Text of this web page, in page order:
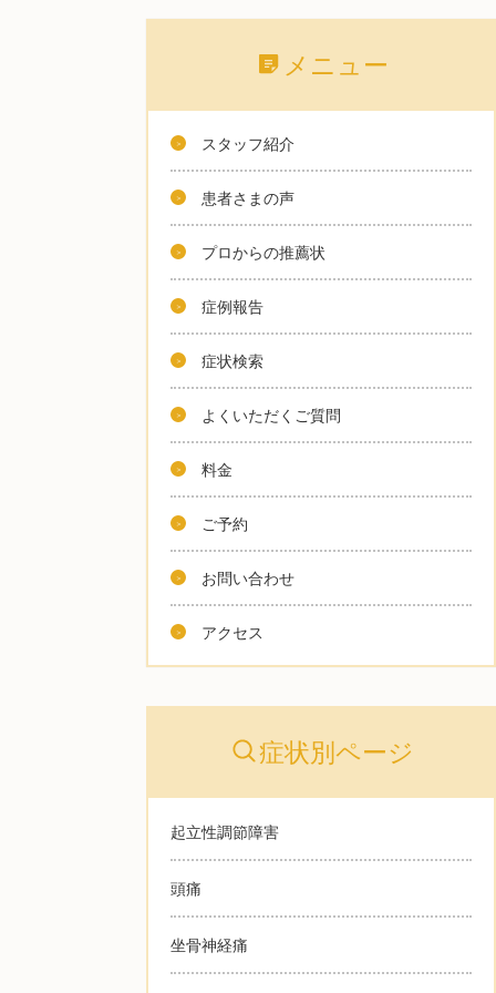
メニュー
スタッフ紹介
患者さまの声
プロからの推薦状
症例報告
症状検索
よくいただくご質問
料金
ご予約
お問い合わせ
アクセス
症状別ページ
起立性調節障害
頭痛
坐骨神経痛